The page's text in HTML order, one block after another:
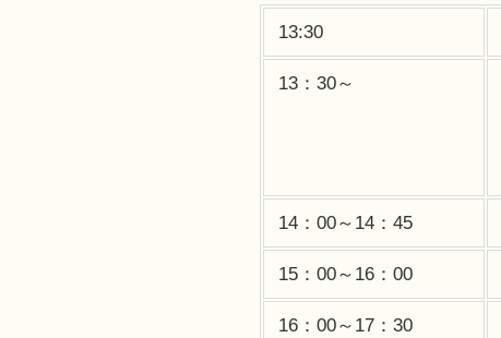
13:30
13：30～
14：00～14：45
15：00～16：00
16：00～17：30